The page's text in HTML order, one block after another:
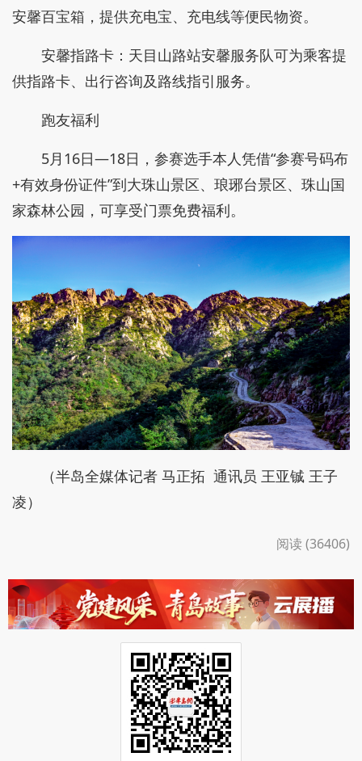
安馨百宝箱，提供充电宝、充电线等便民物资。
安馨指路卡：天目山路站安馨服务队可为乘客提
供指路卡、出行咨询及路线指引服务。
跑友福利
5月16日—18日，参赛选手本人凭借“参赛号码布
+有效身份证件”到大珠山景区、琅琊台景区、珠山国
家森林公园，可享受门票免费福利。
（半岛全媒体记者 马正拓 通讯员 王亚铖 王子
凌）
阅读 (36406)